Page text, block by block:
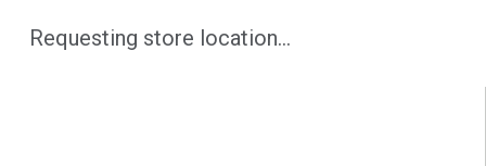
Requesting store location...